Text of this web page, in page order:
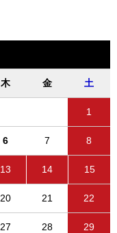
木 金 土
1
6 7 8
13 14 15
20 21 22
27 28 29